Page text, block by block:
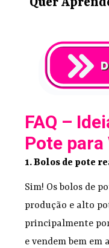
Quer
FAQ –
Pote para
1. Bolos de pote
Sim! Os bolos de
produção e alto
principalmente
e vendem bem em